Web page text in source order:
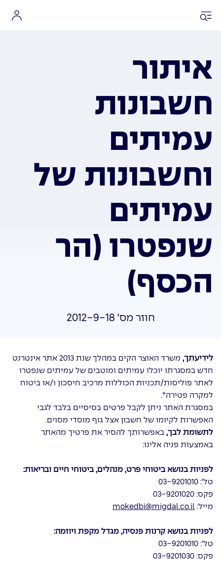
איתור
חשבונות
עמיתים
וחשבונות של
עמיתים
שנפטרו (הר
הכסף)
חוזר מס' 2012-9-18
לידיעתך,
משרד האוצר הקים במהלך שנת 2013 אתר אינטרנט
חדש במסגרתו יוכלו עמיתים ומוטבים של עמיתים שנפטרו
לאתר פוליסות/תכניות הכוללות מרכיב חיסכון ו/או ביטוח
למקרה פטירה*.
במסגרת האתר ניתן לקבל פרטים בסיסיים בלבד לגבי
האפשרות לקיומו של חשבון אצל גוף מוסדי מסוים.
לתשומת לבך, באפשרותך להסיר את פרטיך מהאתר
באמצעות פניה אלינו:
לפניות בנושא ביטוחי פרט, מנהלים, ביטוחי חיים ובריאות:
טל': 03-9201010
פקס: 03-9201020
מייל: mokedbi@migdal.co.il
לפניות בנושא קרנות פנסיה, מגדל מקפת ויוזמה:
טל': 03-9201010
פקס: 03-9201030